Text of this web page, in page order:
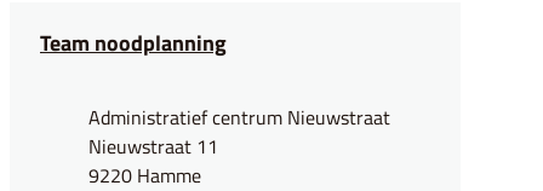
Team noodplanning
Administratief centrum Nieuwstraat
Nieuwstraat 11
,9220 Hamme